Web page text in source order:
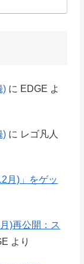
) に EDGE よ
) に レゴ凡人
月)」をゲッ
)再公開：ス
より